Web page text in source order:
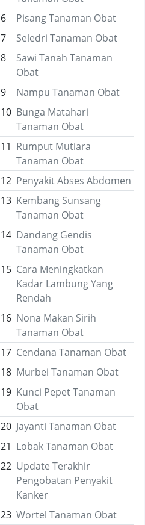
6
Pisang Tanaman Obat
7
Seledri Tanaman Obat
8
Sawi Tanah Tanaman
Obat
9
Nampu Tanaman Obat
10 Bunga Matahari
Tanaman Obat
11 Rumput Mutiara
Tanaman Obat
12 Penyakit Abses Abdomen
13 Kembang Sunsang
Tanaman Obat
14 Dandang Gendis
Tanaman Obat
15 Cara Meningkatkan
Kadar Lambung Yang
Rendah
16 Nona Makan Sirih
Tanaman Obat
17 Cendana Tanaman Obat
18 Murbei Tanaman Obat
19 Kunci Pepet Tanaman
Obat
20 Jayanti Tanaman Obat
21 Lobak Tanaman Obat
22 Update Terakhir
Pengobatan Penyakit
Kanker
23 Wortel Tanaman Obat